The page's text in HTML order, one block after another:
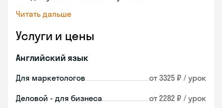
Читать дальше
Услуги и цены
Английский язык
Для маркетологов от 3325 ₽ / урок
Деловой - для бизнеса от 2282 ₽ / урок